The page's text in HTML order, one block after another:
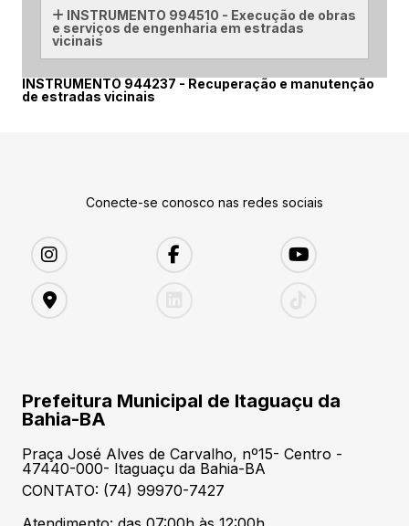
INSTRUMENTO 994510 - Execução de obras
e serviços de engenharia em estradas
vicinais
INSTRUMENTO 944237 - Recuperação e manutenção
de estradas vicinais
Conecte-se conosco nas redes sociais
Prefeitura Municipal de Itaguaçu da
Bahia-BA
Praça José Alves de Carvalho, nº15- Centro -
47440-000- Itaguaçu da Bahia-BA
CONTATO: (74) 99970-7427